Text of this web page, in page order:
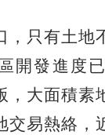
，只有土地
開發進度
，大面積素
交易熱絡，